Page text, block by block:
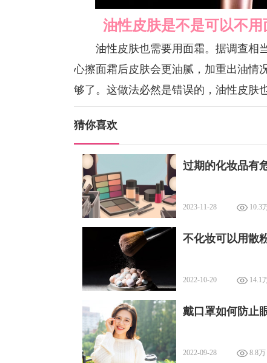
油性皮肤是不是可以不用
油性皮肤也需要用面霜。据调查相当
心擦面霜后皮肤会更油腻，加重出油情
够了。这做法必然是错误的，油性皮肤
猜你喜欢
过期的化妆品有
2023-11-28 10.3
不化妆可以用散
2022-10-20 14.1
戴口罩如何防止
2022-09-28 8.8万